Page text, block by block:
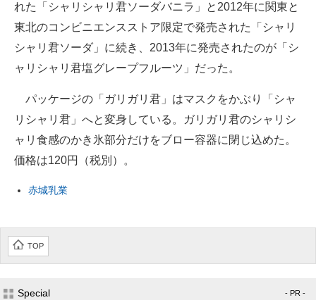
IT製品の技術・比較・事例
モノづくり技術者専門サイト
エレクトロニクス専門サイト
エネルギーの専門メディア
建設×テクノロジーの最前線
れた「シャリシャリ君ソーダバニラ」と2012年に関東と
東北のコンビニエンスストア限定で発売された「シャリ
シャリ君ソーダ」に続き、2013年に発売されたのが「シ
ャリシャリ君塩グレープフルーツ」だった。
パッケージの「ガリガリ君」はマスクをかぶり「シャ
リシャリ君」へと変身している。ガリガリ君のシャリシ
ャリ食感のかき氷部分だけをブロー容器に閉じ込めた。
価格は120円（税別）。
赤城乳業
TOP
Special - PR -